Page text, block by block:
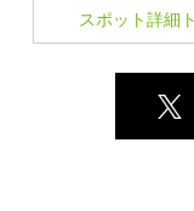
スポット詳細